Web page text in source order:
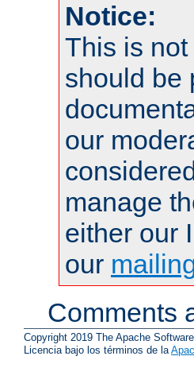
Notice:
This is
should be
our
manage
either our
our
Comments
Copyright 2019 The Apache
Licencia bajo los términos de la